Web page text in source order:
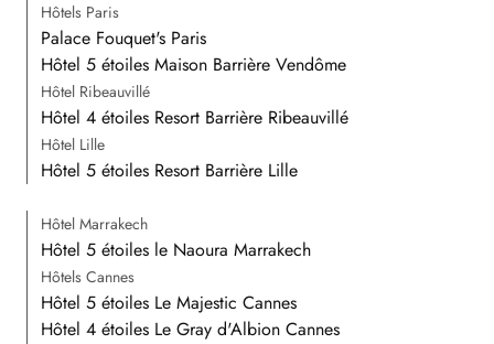
Hôtels Paris
Palace Fouquet's Paris
Hôtel 5 étoiles Maison Barrière Vendôme
Hôtel Ribeauvillé
Hôtel 4 étoiles Resort Barrière Ribeauvillé
Hôtel Lille
Hôtel 5 étoiles Resort Barrière Lille
Hôtel Marrakech
Hôtel 5 étoiles le Naoura Marrakech
Hôtels Cannes
Hôtel 5 étoiles Le Majestic Cannes
Hôtel 4 étoiles Le Gray d'Albion Cannes